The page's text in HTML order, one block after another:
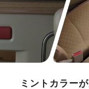
ミントカラー